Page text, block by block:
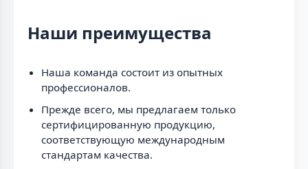
Наши преимущества
Наша команда состоит из опытных
профессионалов.
Прежде всего, мы предлагаем только
сертифицированную продукцию,
соответствующую международным
стандартам качества.